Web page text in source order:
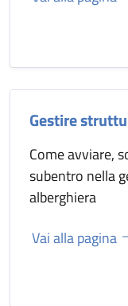
Gestire
Come avviare,
subentro nella
alberghiera
Vai alla pagina